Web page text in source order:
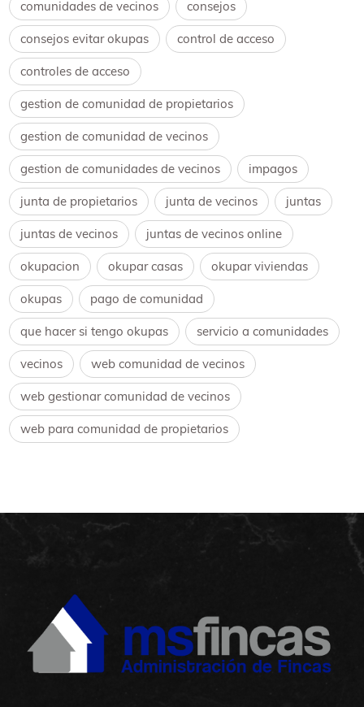
comunidades de vecinos consejos
consejos evitar okupas control de acceso
controles de acceso
gestion de comunidad de propietarios
gestion de comunidad de vecinos
gestion de comunidades de vecinos impagos
junta de propietarios junta de vecinos juntas
juntas de vecinos juntas de vecinos online
okupacion okupar casas okupar viviendas
okupas pago de comunidad
que hacer si tengo okupas servicio a comunidades
vecinos web comunidad de vecinos
web gestionar comunidad de vecinos
web para comunidad de propietarios